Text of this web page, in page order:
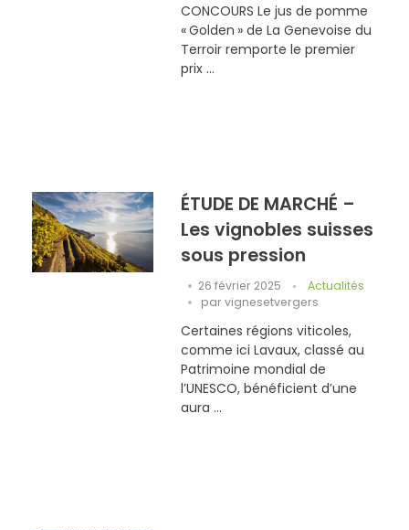
CONCOURS Le jus de pomme
« Golden » de La Genevoise du
Terroir remporte le premier
prix ...
ÉTUDE DE MARCHÉ –
Les vignobles suisses
sous pression
26 février 2025
Actualités
par vignesetvergers
Certaines régions viticoles,
comme ici Lavaux, classé au
Patrimoine mondial de
l’UNESCO, bénéficient d’une
aura ...